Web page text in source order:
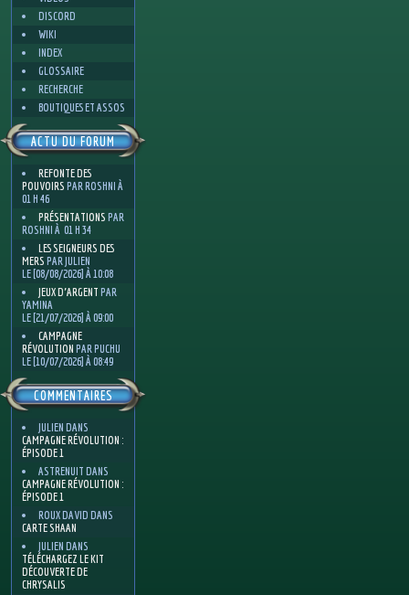
DISCORD
WIKI
INDEX
GLOSSAIRE
RECHERCHE
BOUTIQUES ET ASSOS
ACTU DU FORUM
REFONTE DES
POUVOIRS PAR ROSHNI À
01 H 46
PRÉSENTATIONS PAR
ROSHNI À 01 H 34
LES SEIGNEURS DES
MERS PAR JULIEN
LE [08/08/2026] À 10:08
JEUX D'ARGENT PAR
YAMINA
LE [21/07/2026] À 09:00
CAMPAGNE
RÉVOLUTION PAR PUCHU
LE [10/07/2026] À 08:49
COMMENTAIRES
JULIEN DANS
CAMPAGNE RÉVOLUTION :
ÉPISODE 1
ASTRENUIT DANS
CAMPAGNE RÉVOLUTION :
ÉPISODE 1
ROUX DAVID DANS
CARTE SHAAN
JULIEN DANS
TÉLÉCHARGEZ LE KIT
DÉCOUVERTE DE
CHRYSALIS